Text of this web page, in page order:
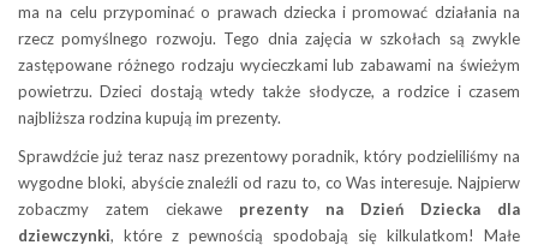
ma na celu przypominać o prawach dziecka i promować działania na
rzecz pomyślnego rozwoju. Tego dnia zajęcia w szkołach są zwykle
zastępowane różnego rodzaju wycieczkami lub zabawami na świeżym
powietrzu. Dzieci dostają wtedy także słodycze, a rodzice i czasem
najbliższa rodzina kupują im prezenty.
Sprawdźcie już teraz nasz prezentowy poradnik, który podzieliliśmy na
wygodne bloki, abyście znaleźli od razu to, co Was interesuje. Najpierw
zobaczmy zatem ciekawe prezenty na Dzień Dziecka dla
dziewczynki, które z pewnością spodobają się kilkulatkom! Małe